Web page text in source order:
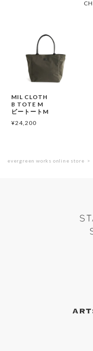
MIL CLOTH
B TOTE M
ビートートM
¥24,200
evergreen works online store